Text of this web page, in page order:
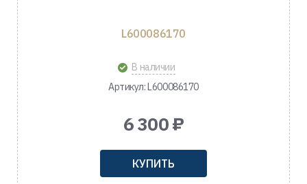
L600086170
В наличии
Артикул: L600086170
6 300 ₽
КУПИТЬ